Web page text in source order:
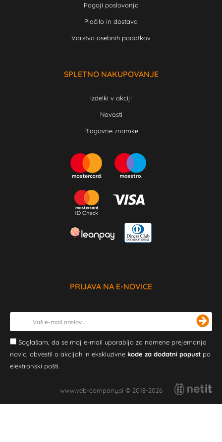
Pogoji poslovanja
Plačilo in dostava
Varstvo osebnih podatkov
SPLETNO NAKUPOVANJE
Izdelki v akciji
Novosti
Blagovne znamke
PRIJAVA NA E-NOVICE
Soglašam, da se moj e-mail uporablja za namene prejemanja
novic, obvestil o akcijah in ekskluzivne kode za dodatni popust po
elektronski pošti.
www.veb-company.si © 2018-2026